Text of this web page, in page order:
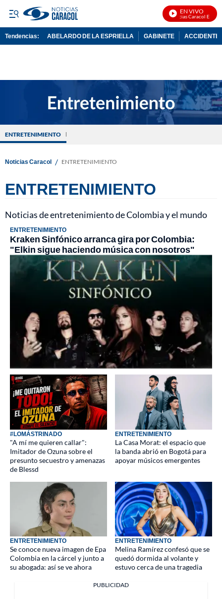
EN VIVO
Noticias Caracol En Vivo
Tendencias: ABELARDO DE LA ESPRIELLA GABINETE ACCIDENTE
ENTRETENIMIENTO
Noticias Caracol / ENTRETENIMIENTO
ENTRETENIMIENTO
Noticias de entretenimiento de Colombia y el mundo
ENTRETENIMIENTO
Kraken Sinfónico arranca gira por Colombia:
"Elkin sigue haciendo música con nosotros"
#LOMÁSTRINADO
"A mí me quieren callar":
Imitador de Ozuna sobre el
presunto secuestro y amenazas
de Blessd
ENTRETENIMIENTO
La Casa Morat: el espacio que
la banda abrió en Bogotá para
apoyar músicos emergentes
ENTRETENIMIENTO
Se conoce nueva imagen de Epa
Colombia en la cárcel y junto a
su abogada: así se ve ahora
ENTRETENIMIENTO
Melina Ramírez confesó que se
quedó dormida al volante y
estuvo cerca de una tragedia
PUBLICIDAD